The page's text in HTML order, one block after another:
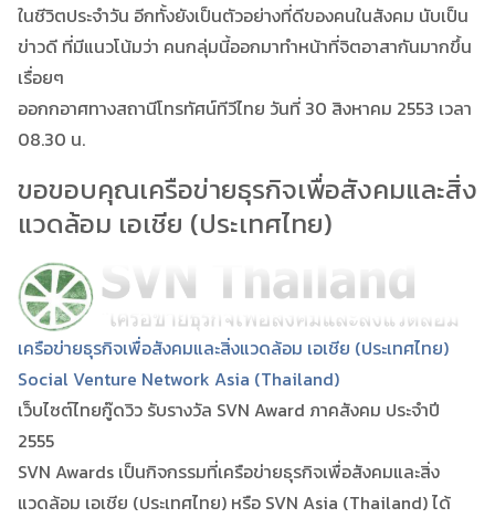
ในชีวิตประจำวัน อีกทั้งยังเป็นตัวอย่างที่ดีของคนในสังคม นับเป็น
ข่าวดี ที่มีแนวโน้มว่า คนกลุ่มนี้ออกมาทำหน้าที่จิตอาสากันมากขึ้น
เรื่อยๆ
ออกกอาศทางสถานีโทรทัศน์ทีวีไทย วันที่ 30 สิงหาคม 2553 เวลา
08.30 น.
ขอขอบคุณเครือข่ายธุรกิจเพื่อสังคมและสิ่ง
แวดล้อม เอเชีย (ประเทศไทย)
เครือข่ายธุรกิจเพื่อสังคมและสิ่งแวดล้อม เอเชีย (ประเทศไทย)
Social Venture Network Asia (Thailand)
เว็บไซต์ไทยกู๊ดวิว รับรางวัล SVN Award ภาคสังคม ประจำปี
2555
SVN Awards เป็นกิจกรรมที่เครือข่ายธุรกิจเพื่อสังคมและสิ่ง
แวดล้อม เอเชีย (ประเทศไทย) หรือ SVN Asia (Thailand) ได้